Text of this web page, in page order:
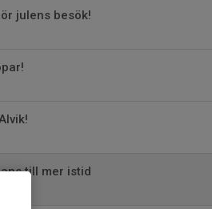
julens besök!
till mer istid